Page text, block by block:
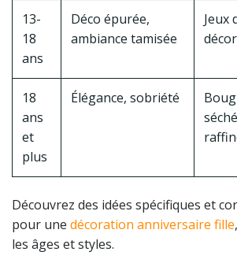
13-
18
ans
Déco épurée,
ambiance tamisée
Jeux
18
ans
et
plus
Élégance, sobriété
Découvrez des idées spécifiques et
pour une décoration anniversaire fille
les âges et styles.